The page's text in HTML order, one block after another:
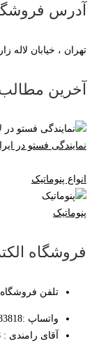
آدرس
تهران ، خیابان لاله زار
آخرین
نمایندگی فستو در
انواع پنوماتیک
پنوماتیک
فروشگاه
تلفن فروشگاه
واتساپ :09123683818
آقای رامندی : 09123683818